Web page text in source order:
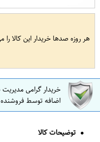
هر روزه صدها خریدار این کالا را
خریدار گرامی
اضافه توسط فروشنده
توضیحات کالا